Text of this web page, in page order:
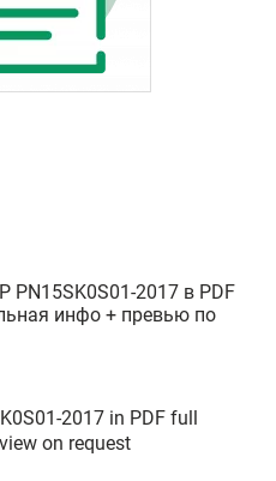
PN15SK0S01-2017 в PDF
инфо + превью по
2017 in PDF full
on request